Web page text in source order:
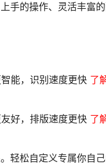
手的操作、灵活丰富
能，识别速度更快 了
好，排版速度更快 了
轻松自定义专属你自